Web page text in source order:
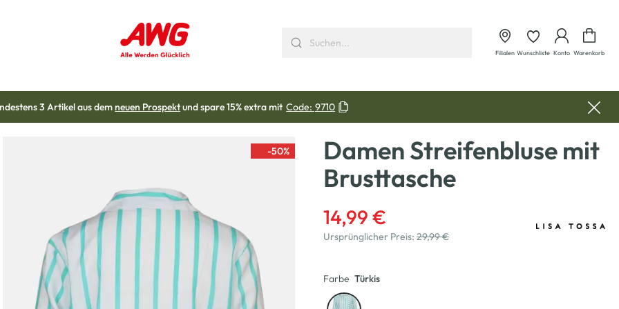
Filialen Wunschliste Konto Warenkorb
3 Artikel aus demneuen Prospektund spare 15% extra mit Code: 9710
-50%
Damen Streifenbluse mit
Brusttasche
14,99 €
Ursprünglicher Preis: 29,99 €
Farbe Türkis